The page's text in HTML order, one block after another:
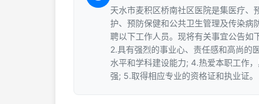
天水市麦积区桥南社区医院是集医疗、
护、预防保健和公共卫生管理及传染病
聘以下工作人员。现将有关事宜公告如
2.具有强烈的事业心、责任感和高尚的
水平和学科建设能力; 4.热爱本职工作
强; 5.取得相应专业的资格证和执业证